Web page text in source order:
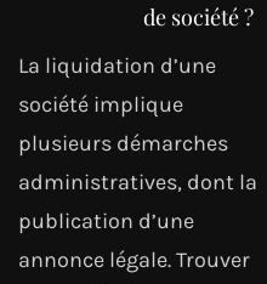
de société ?
La liquidation d’une
société implique
plusieurs démarches
administratives, dont la
publication d’une
annonce légale. Trouver